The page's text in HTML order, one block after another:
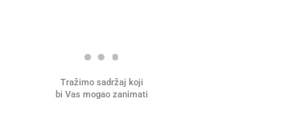
Tražimo sadržaj koji
bi Vas mogao zanimati